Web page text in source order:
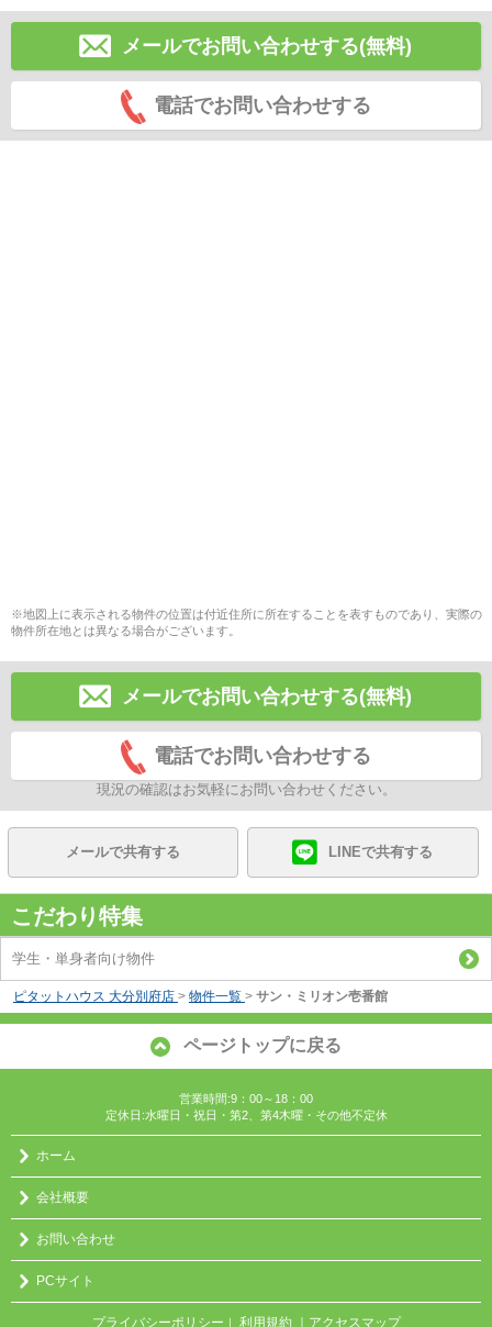
メールでお問い合わせする(無料)
電話でお問い合わせする
※地図上に表示される物件の位置は付近住所に所在することを表すものであり、実際の
物件所在地とは異なる場合がございます。
メールでお問い合わせする(無料)
電話でお問い合わせする
現況の確認はお気軽にお問い合わせください。
メールで共有する LINEで共有する
こだわり特集
学生・単身者向け物件
ピタットハウス 大分別府店 > 物件一覧 > サン・ミリオン壱番館
ページトップに戻る
営業時間:9：00～18：00
定休日:水曜日・祝日・第2、第4木曜・その他不定休
ホーム
会社概要
お問い合わせ
PCサイト
プライバシーポリシー 利用規約 ｜アクセスマップ